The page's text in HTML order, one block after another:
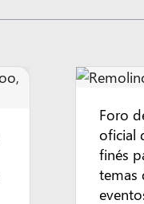
Foro
oficial
finés
temas